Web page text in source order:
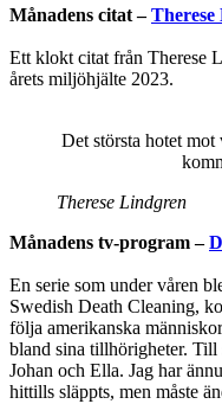
Månadens citat –
Ett klokt citat från Therese
årets miljöhjälte 2023.
Det största hotet mot
Therese Lindgren
Månadens tv-program –
En serie som under våren
Swedish Death Cleaning,
följa amerikanska
bland sina tillhörigheter. Till
Johan och Ella. Jag har
hittills släppts, men måste